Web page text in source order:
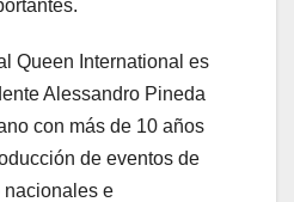
Queen International es
Alessandro Pineda
con más de 10 años
de eventos de
nacionales e